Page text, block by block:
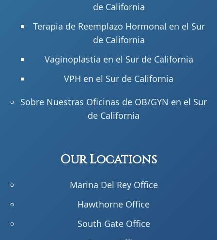
de California
Terapia de Reemplazo Hormonal en el Sur
de California
Vaginoplastia en el Sur de California
VPH en el Sur de California
Sobre Nuestras Oficinas de OB/GYN en el Sur
de California
Our Locations
Marina Del Rey Office
Hawthorne Office
South Gate Office